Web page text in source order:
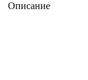
Описание